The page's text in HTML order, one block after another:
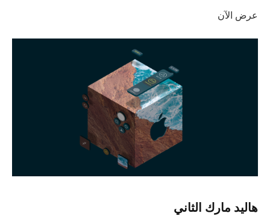
عرض الآن
هاليد مارك الثاني